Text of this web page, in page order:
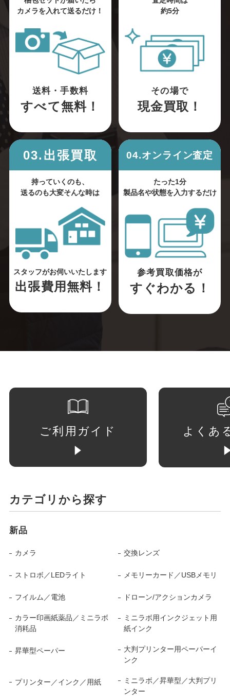
カメラを入れて送るだけ！
送料・手数料
すべて無料！
約5分
その場で
現金買取！
03.出張買取
持っていくのも、
送るのも大変そんな時は
スタッフがお伺いいたします
出張費用無料！
04.オンライン査定
たった1分
製品名や状態を入力するだけ
参考買取価格が
すぐわかる！
ご利用ガイド よくあ
カテゴリから探す
新品
カメラ 交換レンズ
ストロボ／LEDライト メモリーカード／USBメモリ
フイルム／電池 ドローン/アクションカメラ
カラー印画紙薬品／ミニラボ
消耗品
ミニラボ用インクジェット用
紙インク
昇華型ペーパー
大判プリンター用ペーパーイ
ンク
プリンター／インク／用紙
ミニラボ／昇華型／大判プリ
ンター